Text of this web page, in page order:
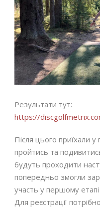
Результати тут:
https://
Після цього приїхали у
пройтись та
будуть проходити
попередньо змогли
участь у першому етапі
Для реєстрації